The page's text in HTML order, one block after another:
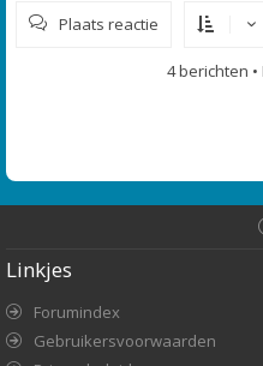
Plaats reactie
4 berichten •
Linkjes
Forumindex
Gebruikersvoorwaarden